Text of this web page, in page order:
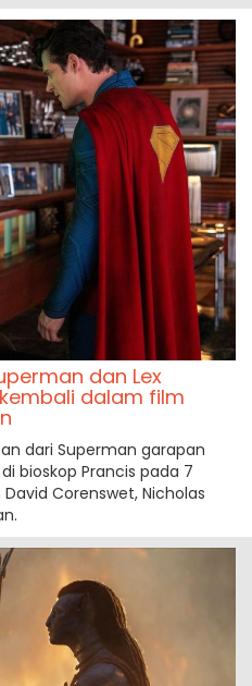
dan Lex
dalam film
dari Superman garapan
bioskop Prancis pada 7
Corenswet, Nicholas